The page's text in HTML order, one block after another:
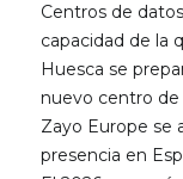
Centros de
capacidad de la
Huesca se
nuevo centro
Zayo Europe se
presencia en